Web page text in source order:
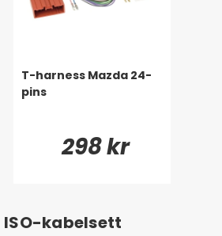
T-harness Mazda 24-
pins
298 kr
ISO-kabelsett